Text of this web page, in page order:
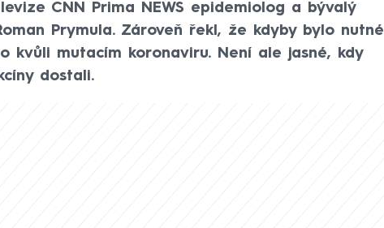
CNN Prima NEWS epidemiolog a bývalý
Prymula. Zároveň řekl, že kdyby bylo nutné
kvůli mutacím koronaviru. Není ale jasné, kdy
dostali.